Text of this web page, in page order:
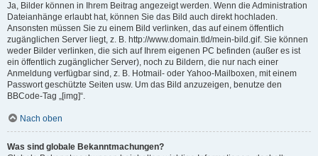
Ja, Bilder können in Ihrem Beitrag angezeigt werden. Wenn die Administration
Dateianhänge erlaubt hat, können Sie das Bild auch direkt hochladen.
Ansonsten müssen Sie zu einem Bild verlinken, das auf einem öffentlich
zugänglichen Server liegt, z. B. http://www.domain.tld/mein-bild.gif. Sie können
weder Bilder verlinken, die sich auf Ihrem eigenen PC befinden (außer es ist
ein öffentlich zugänglicher Server), noch zu Bildern, die nur nach einer
Anmeldung verfügbar sind, z. B. Hotmail- oder Yahoo-Mailboxen, mit einem
Passwort geschützte Seiten usw. Um das Bild anzuzeigen, benutze den
BBCode-Tag „[img]“.
Nach oben
Was sind globale Bekanntmachungen?